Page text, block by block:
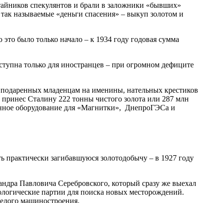
спекулянтов и брали в заложники «бывших»
называемые «деньги спасения» – выкуп золотом и
было только начало – к 1934 году годовая сумма
только для иностранцев – при огромном дефиците
младенцам на именины, нательных крестиков
принес Сталину 222 тонны чистого золота или 287 млн
оборудование для «Магнитки», ДнепроГЭСа и
загибавшуюся золотодобычу – в 1927 году
Павловича Серебровского, который сразу же выехал
партии для поиска новых месторождений.
машиностроения.